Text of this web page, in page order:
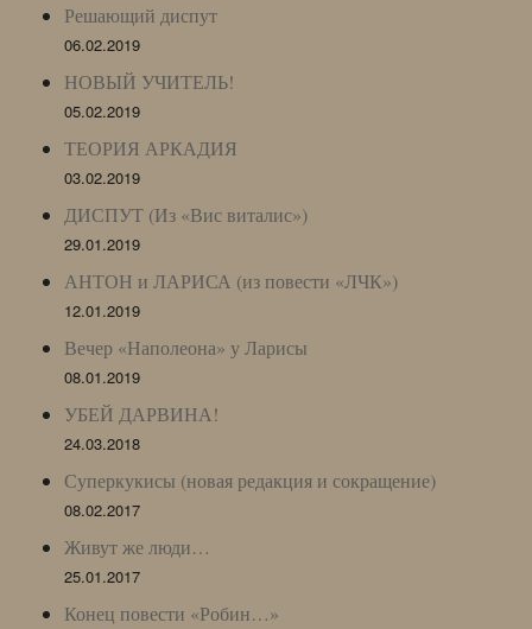
Решающий диспут
06.02.2019
НОВЫЙ УЧИТЕЛЬ!
05.02.2019
ТЕОРИЯ АРКАДИЯ
03.02.2019
ДИСПУТ (Из «Вис виталис»)
29.01.2019
АНТОН и ЛАРИСА (из повести «ЛЧК»)
12.01.2019
Вечер «Наполеона» у Ларисы
08.01.2019
УБЕЙ ДАРВИНА!
24.03.2018
Суперкукисы (новая редакция и сокращение)
08.02.2017
Живут же люди…
25.01.2017
Конец повести «Робин…»